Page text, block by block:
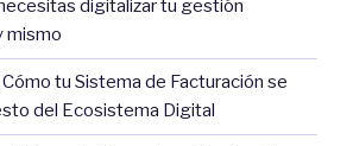
digitalizar tu gestión
mismo
tu Sistema de Facturación se
del Ecosistema Digital